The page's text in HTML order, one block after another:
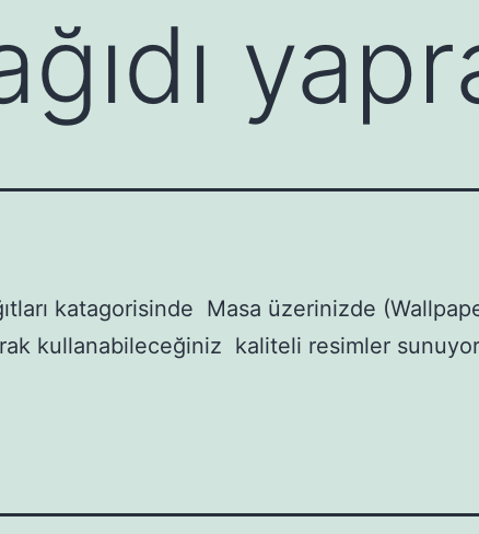
katagorisinde Masa üzerinizde
kullanabileceğiniz kaliteli resimler